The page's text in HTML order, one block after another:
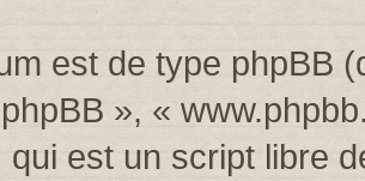
est de type phpBB
», «
qui est un script libre